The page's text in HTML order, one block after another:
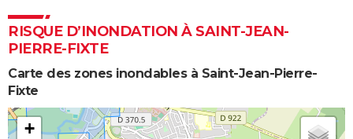
RISQUE D’INONDATION À SAINT-JEAN-
PIERRE-FIXTE
Carte des zones inondables à Saint-Jean-Pierre-
Fixte
+